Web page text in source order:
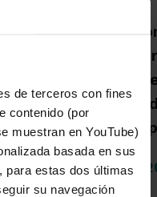
de terceros con fines
contenido (por
muestran en YouTube)
basada en sus
para estas dos últimas
su navegación
Una
Cajamar
habrá más
alta
capacidad de
14 de Julio de